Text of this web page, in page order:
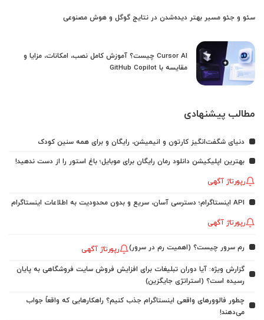
سئو و جئو مسیر بهتر دیده‌شدن در نتایج گوگل و هوش مصنوعی
Cursor AI چیست؟ آموزش کامل نصب، امکانات، مزایا و
مقایسه با GitHub Copilot
مطالب پیشنهادی
دنیای شگفت‌انگیز کارتون و انیمیشن، رایگان و برای همه سنین کودک
بهترین اپلیکیشن دانلود رمان رایگان برای موبایل؛ باغ استور را از دست ندهید!
رپورتاژ آگهی
API اینستاگرام؛ دسترسی آسان، سریع و بدون محدودیت به اطلاعات اینستاگرام
رپورتاژ آگهی
رم سرور چیست؟ (اهمیت رم در سرور) رپورتاژ آگهی
گزارش ویژه: آیا دوران تبلیغات برای افزایش فروش سایت فروشگاهی به پایان
رسیده است؟ (استراتژی جایگزین)
چطور فالوورهای واقعی اینستاگرام جذب کنیم؟ راهکارهایی که واقعاً جواب
می‌دهند!